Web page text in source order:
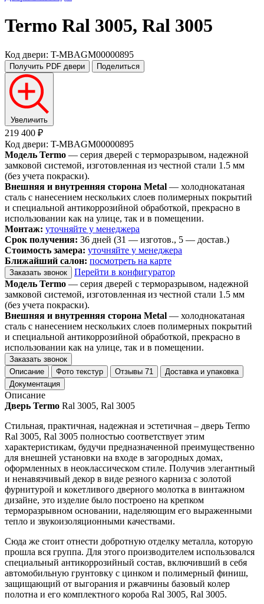
Termo Ral 3005, Ral 3005
Код двери: T-MBAGM00000895
Получить PDF двери Поделиться
Увеличить
219 400 ₽
Код двери: T-MBAGM00000895
Модель Termo — серия дверей с терморазрывом, надежной
замковой системой, изготовленная из честной стали 1.5 мм
(без учета покраски).
Внешняя и внутренняя сторона Metal — холоднокатаная
сталь с нанесением нескольких слоев полимерных покрытий
и специальной антикоррозийной обработкой, прекрасно в
использовании как на улице, так и в помещении.
Монтаж: уточняйте у менеджера
Срок получения: 36 дней (31 — изготов., 5 — достав.)
Стоимость замера: уточняйте у менеджера
Ближайший салон: посмотреть на карте
Заказать звонок
Перейти в конфигуратор
Модель Termo — серия дверей с терморазрывом, надежной
замковой системой, изготовленная из честной стали 1.5 мм
(без учета покраски).
Внешняя и внутренняя сторона Metal — холоднокатаная
сталь с нанесением нескольких слоев полимерных покрытий
и специальной антикоррозийной обработкой, прекрасно в
использовании как на улице, так и в помещении.
Заказать звонок
Описание
Фото текстур Отзывы 71
Доставка и упаковка
Документация
Описание
Дверь Termo Ral 3005, Ral 3005
Стильная, практичная, надежная и эстетичная – дверь Termo
Ral 3005, Ral 3005 полностью соответствует этим
характеристикам, будучи предназначенной преимущественно
для внешней установки на входе в загородных домах,
оформленных в неоклассическом стиле. Получив элегантный
и ненавязчивый декор в виде резного карниза с золотой
фурнитурой и кокетливого дверного молотка в винтажном
дизайне, это изделие было построено на крепком
терморазрывном основании, наделяющим его выраженными
тепло и звукоизоляционными качествами.
Сюда же стоит отнести добротную отделку металла, которую
прошла вся группа. Для этого производителем использовался
специальный антикоррозийный состав, включивший в себя
автомобильную грунтовку с цинком и полимерный финиш,
защищающий от выгорания и ржавчины базовый колер
полотна и его комплектного короба Ral 3005, Ral 3005.